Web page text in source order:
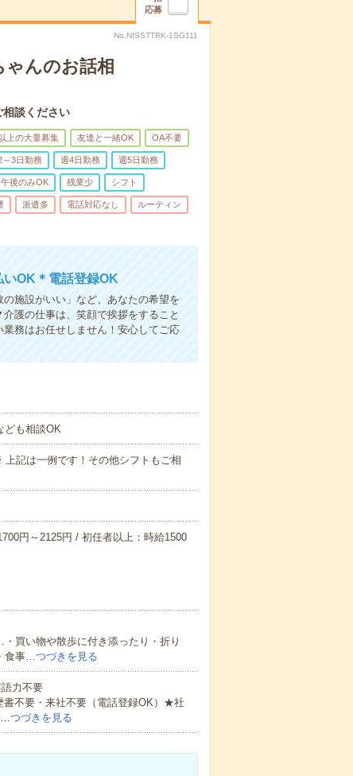
応募
No.NISSTTRK-1SG111
んのお話相
談ください
上の大量募集 友達と一緒OK OA不要
～3日勤務 週4日勤務 週5日勤務
午後のみOK 残業少 シフト
派遣多 電話対応なし ルーティン
いOK＊電話登録OK
施設がいい」など、あなたの希望を
護の仕事は、笑顔で挨拶をすること
務はお任せしません！安心してご応
ども相談OK
上記は一例です！その他シフトもご相
円～2125円 / 初任者以上：時給1500
買い物や散歩に付き添ったり・折り
食事…つづきを見る
力不要
不要・来社不要（電話登録OK）★社
…つづきを見る